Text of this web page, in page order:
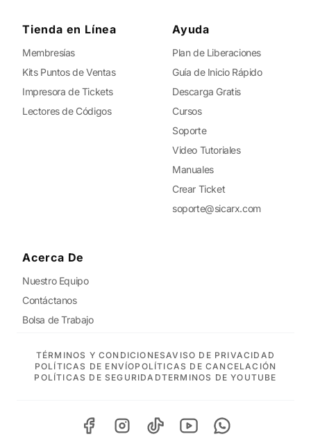
Tienda en Línea
Membresías
Kits Puntos de Ventas
Impresora de Tickets
Lectores de Códigos
Ayuda
Plan de Liberaciones
Guía de Inicio Rápido
Descarga Gratis
Cursos
Soporte
Video Tutoriales
Manuales
Crear Ticket
soporte@sicarx.com
Acerca De
Nuestro Equipo
Contáctanos
Bolsa de Trabajo
TÉRMINOS Y CONDICIONESAVISO DE PRIVACIDAD
POLÍTICAS DE ENVÍOPOLÍTICAS DE CANCELACIÓN
POLÍTICAS DE SEGURIDADTERMINOS DE YOUTUBE